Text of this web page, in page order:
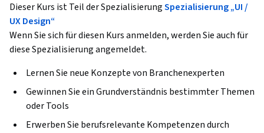
Dieser Kurs ist Teil der SpezialisierungSpezialisierung „UI /
UX Design“
Wenn Sie sich für diesen Kurs anmelden, werden Sie auch für
diese Spezialisierung angemeldet.
Lernen Sie neue Konzepte von Branchenexperten
Gewinnen Sie ein Grundverständnis bestimmter Themen
oder Tools
Erwerben Sie berufsrelevante Kompetenzen durch